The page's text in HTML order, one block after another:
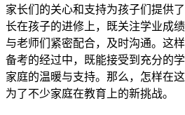
家长们的关心和支持为孩子们提供
长在孩子的进修上，既关注学业成
与老师们紧密配合，及时沟通。这
备考的经过中，既能接受到充分的
家庭的温暖与支持。那么，怎样在
为了不少家庭在教育上的新挑战。